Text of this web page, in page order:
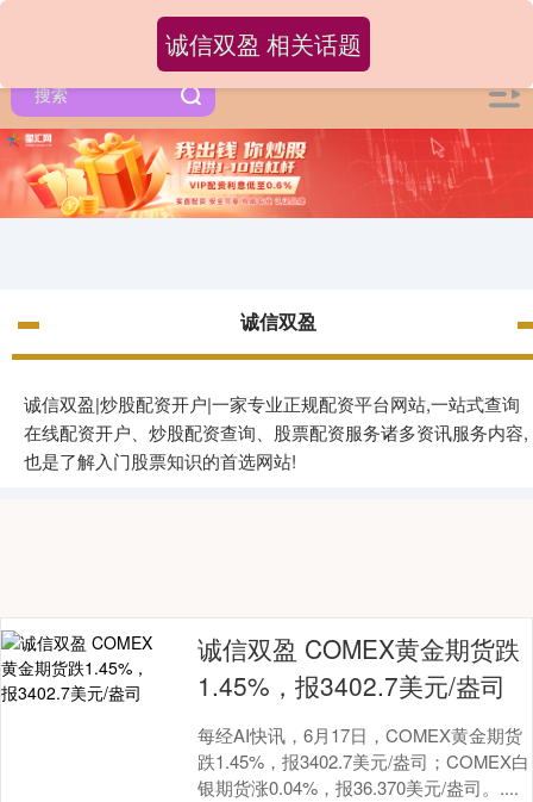
诚信双盈
诚信双盈|炒股配资开户|一家专业正规配资平台网站,一站式查询
在线配资开户、炒股配资查询、股票配资服务诸多资讯服务内容,
也是了解入门股票知识的首选网站!
诚信双盈 相关话题
诚信双盈 COMEX黄金期货跌
1.45%，报3402.7美元/盎司
每经AI快讯，6月17日，COMEX黄金期货
跌1.45%，报3402.7美元/盎司；COMEX白
银期货涨0.04%，报36.370美元/盎司。....